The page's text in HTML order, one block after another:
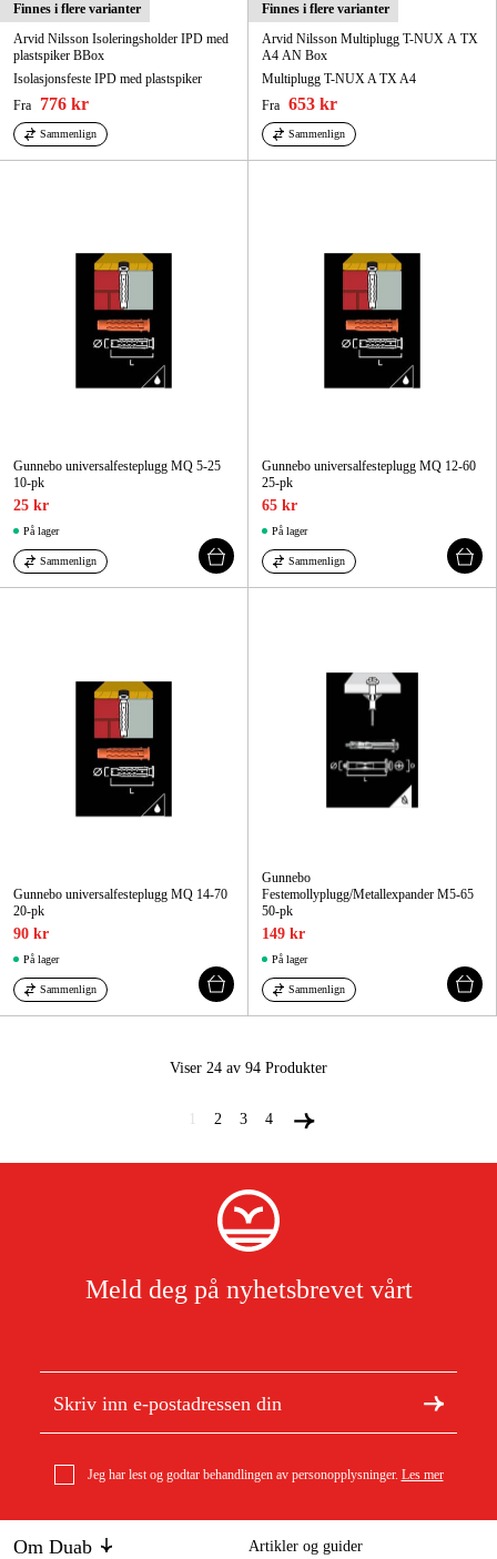
Finnes i flere varianter
Arvid Nilsson Isoleringsholder IPD med
plastspiker BBox
Isolasjonsfeste IPD med plastspiker
Fra
776 kr
Sammenlign
Finnes i flere varianter
Arvid Nilsson Multiplugg T-NUX A TX
A4 AN Box
Multiplugg T-NUX A TX A4
Fra 653 kr
Sammenlign
Gunnebo universalfesteplugg MQ 5-25
10-pk
25 kr
På lager
Sammenlign
Gunnebo universalfesteplugg MQ 12-60
25-pk
65 kr
På lager
Sammenlign
Gunnebo universalfesteplugg MQ 14-70
20-pk
90 kr
På lager
Sammenlign
Gunnebo
Festemollyplugg/Metallexpander M5-65
50-pk
149 kr
På lager
Sammenlign
Viser 24 av 94 Produkter
2 3 4
Meld deg på nyhetsbrevet vårt
Jeg har lest og godtar behandlingen av personopplysninger. Les mer
Om Duab
Artikler og guider